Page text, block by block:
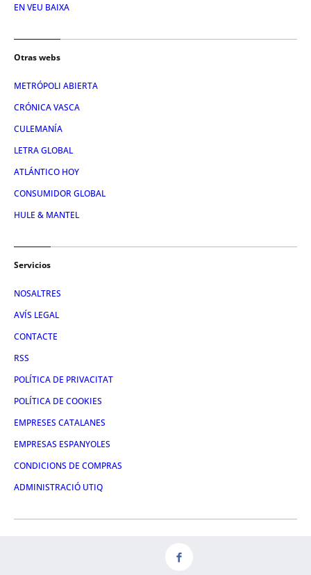
EN VEU BAIXA
Otras webs
METRÓPOLI ABIERTA
CRÓNICA VASCA
CULEMANÍA
LETRA GLOBAL
ATLÁNTICO HOY
CONSUMIDOR GLOBAL
HULE & MANTEL
Servicios
NOSALTRES
AVÍS LEGAL
CONTACTE
RSS
POLÍTICA DE PRIVACITAT
POLÍTICA DE COOKIES
EMPRESES CATALANES
EMPRESAS ESPANYOLES
CONDICIONS DE COMPRAS
ADMINISTRACIÓ UTIQ